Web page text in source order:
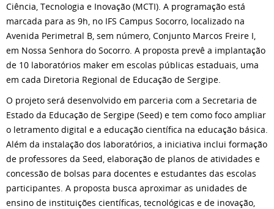
Ciência, Tecnologia e Inovação (MCTI). A programação está
marcada para as 9h, no IFS Campus Socorro, localizado na
Avenida Perimetral B, sem número, Conjunto Marcos Freire I,
em Nossa Senhora do Socorro. A proposta prevê a implantação
de 10 laboratórios maker em escolas públicas estaduais, uma
em cada Diretoria Regional de Educação de Sergipe.
O projeto será desenvolvido em parceria com a Secretaria de
Estado da Educação de Sergipe (Seed) e tem como foco ampliar
o letramento digital e a educação científica na educação básica.
Além da instalação dos laboratórios, a iniciativa inclui formação
de professores da Seed, elaboração de planos de atividades e
concessão de bolsas para docentes e estudantes das escolas
participantes. A proposta busca aproximar as unidades de
ensino de instituições científicas, tecnológicas e de inovação,